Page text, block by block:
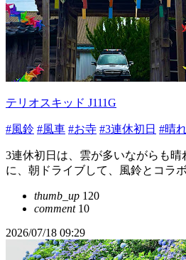
テリオスキッド J111G
#風鈴 #風車 #お寺 #3連休初日 #晴
3連休初日は、雲が多いながらも
に、朝ドライブして、風鈴とコラ
thumb_up 120
comment10
2026/07/18 09:29